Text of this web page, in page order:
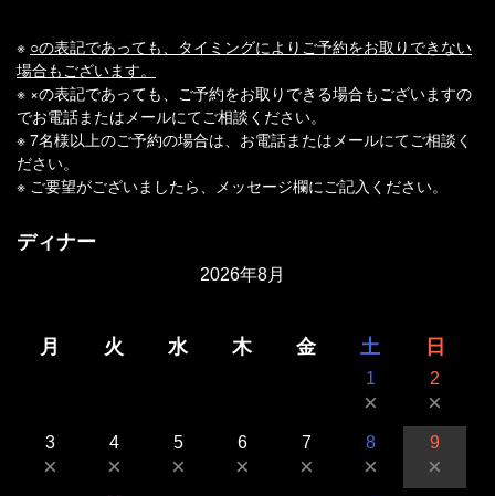
※ ○の表記であっても、タイミングによりご予約をお取りできない
場合もございます。
※ ×の表記であっても、ご予約をお取りできる場合もございますの
でお電話またはメールにてご相談ください。
※ 7名様以上のご予約の場合は、お電話またはメールにてご相談く
ださい。
※ ご要望がございましたら、メッセージ欄にご記入ください。
ディナー
2026年8月
月 火 水 木 金 土 日
1
×
2
×
3
×
4
×
5
×
6
×
7
×
8
×
9
×